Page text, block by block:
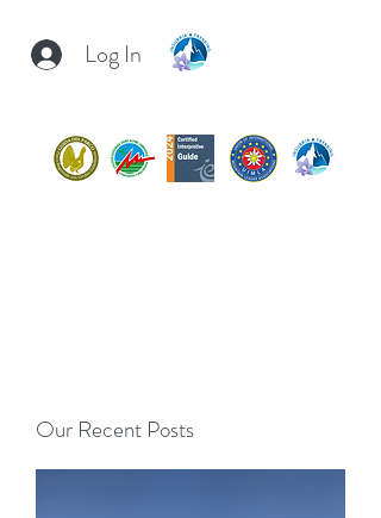
Log In
Our Recent Posts